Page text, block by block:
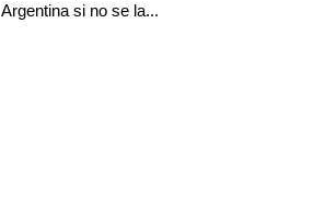
Argentina si no se la...